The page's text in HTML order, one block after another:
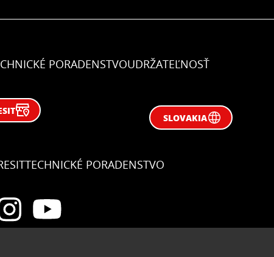
PORADENSTVOUDRŽATEĽNOSŤ
SLOVAKIA
TECHNICKÉ PORADENSTVO